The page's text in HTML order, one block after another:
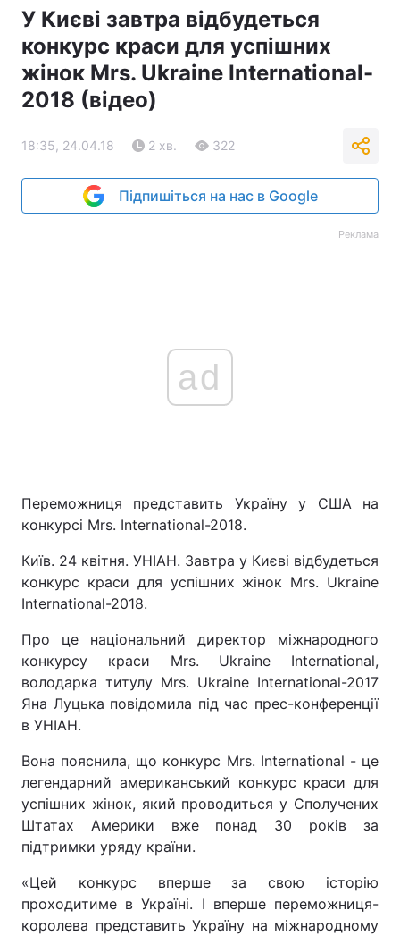
У Києві завтра відбудеться
конкурс краси для успішних
жінок Mrs. Ukraine International-
2018 (відео)
18:35, 24.04.18 2 хв. 322
Підпишіться на нас в Google
Реклама
ad
Переможниця представить Україну у США на
конкурсі Mrs. International-2018.
Київ. 24 квітня. УНІАН. Завтра у Києві відбудеться
конкурс краси для успішних жінок Mrs. Ukraine
International-2018.
Про це національний директор міжнародного
конкурсу краси Mrs. Ukraine International,
володарка титулу Mrs. Ukraine International-2017
Яна Луцька повідомила під час прес-конференції
в УНІАН.
Вона пояснила, що конкурс Mrs. International - це
легендарний американський конкурс краси для
успішних жінок, який проводиться у Сполучених
Штатах Америки вже понад 30 років за
підтримки уряду країни.
«Цей конкурс вперше за свою історію
проходитиме в Україні. І вперше переможниця-
королева представить Україну на міжнародному